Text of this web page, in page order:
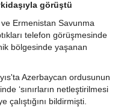
görüştü
Ermenistan Savunma
telefon görüşmesinde
bölgesinde yaşanan
Azerbaycan ordusunun
‘sınırların netleştirilmesi
çalıştığını bildirmişti.